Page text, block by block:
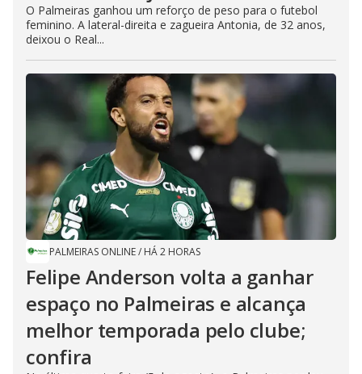
O Palmeiras ganhou um reforço de peso para o futebol
feminino. A lateral-direita e zagueira Antonia, de 32 anos,
deixou o Real...
PALMEIRAS ONLINE/ HÁ 2 HORAS
Felipe Anderson volta a ganhar
espaço no Palmeiras e alcança
melhor temporada pelo clube;
confira